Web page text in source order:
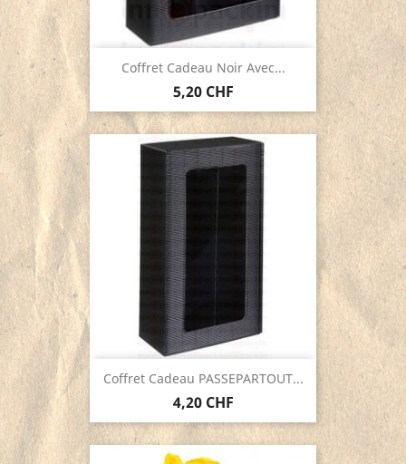
Coffret Cadeau Noir Avec...
5,20 CHF
Coffret Cadeau PASSEPARTOUT...
4,20 CHF